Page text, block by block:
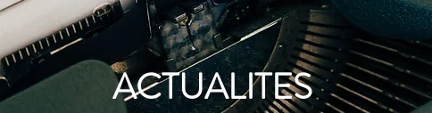
ACTUALITES